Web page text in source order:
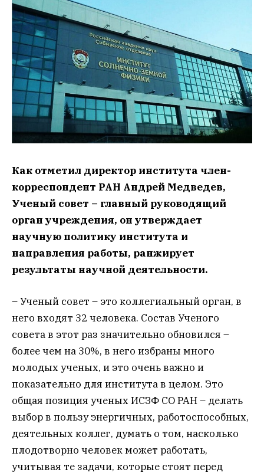
Как отметил директор института член-
корреспондент РАН Андрей Медведев,
Ученый совет – главный руководящий
орган учреждения, он утверждает
научную политику института и
направления работы, ранжирует
результаты научной деятельности.
– Ученый совет – это коллегиальный орган, в
него входят 32 человека. Состав Ученого
совета в этот раз значительно обновился –
более чем на 30%, в него избраны много
молодых ученых, и это очень важно и
показательно для института в целом. Это
общая позиция ученых ИСЗФ СО РАН – делать
выбор в пользу энергичных, работоспособных,
деятельных коллег, думать о том, насколько
плодотворно человек может работать,
учитывая те задачи, которые стоят перед